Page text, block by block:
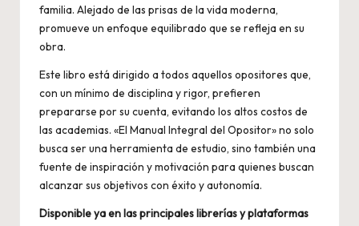
familia. Alejado de las prisas de la vida moderna,
promueve un enfoque equilibrado que se refleja en su
obra.
Este libro está dirigido a todos aquellos opositores que,
con un mínimo de disciplina y rigor, prefieren
prepararse por su cuenta, evitando los altos costos de
las academias. «El Manual Integral del Opositor» no solo
busca ser una herramienta de estudio, sino también una
fuente de inspiración y motivación para quienes buscan
alcanzar sus objetivos con éxito y autonomía.
Disponible ya en las principales librerías y plataformas